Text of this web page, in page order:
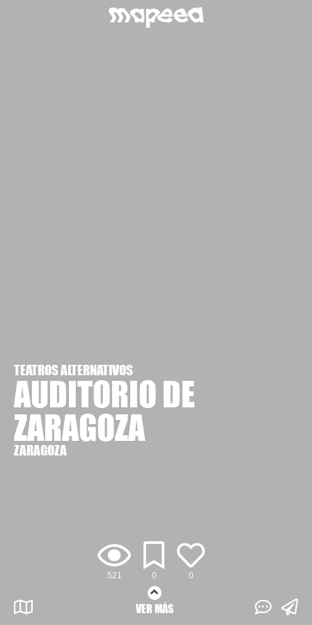
521 0 0
TEATROS ALTERNATIVOS
AUDITORIO DE
ZARAGOZA
ZARAGOZA
VER MÁS